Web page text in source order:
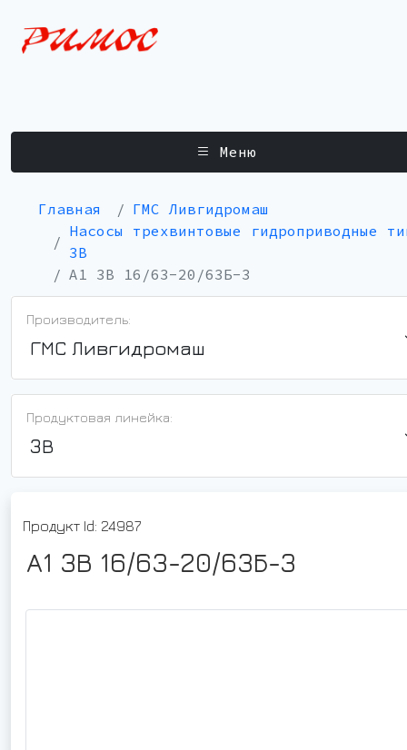
Меню
Главная
ГМС Ливгидромаш
Насосы трехвинтовые гидроприводные
3В
А1 3В 16/63-20/63Б-3
Производитель:
ГМС Ливгидромаш
Продуктовая линейка:
3В
Продукт Id: 24987
А1 3В 16/63-20/63Б-3